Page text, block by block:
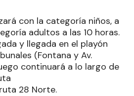
con la categoría niños, a
adultos a las 10 horas.
y llegada en el playón
(Fontana y Av.
continuará a lo largo de
28 Norte.